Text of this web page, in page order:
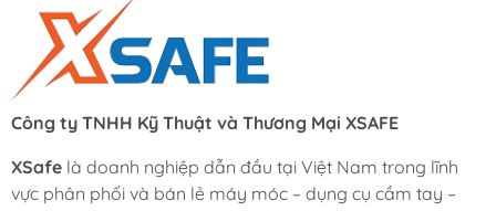
Công ty TNHH Kỹ Thuật và Thương Mại XSAFE
XSafe là doanh nghiệp dẫn đầu tại Việt Nam trong lĩnh
vực phân phối và bán lẻ máy móc – dụng cụ cầm tay –